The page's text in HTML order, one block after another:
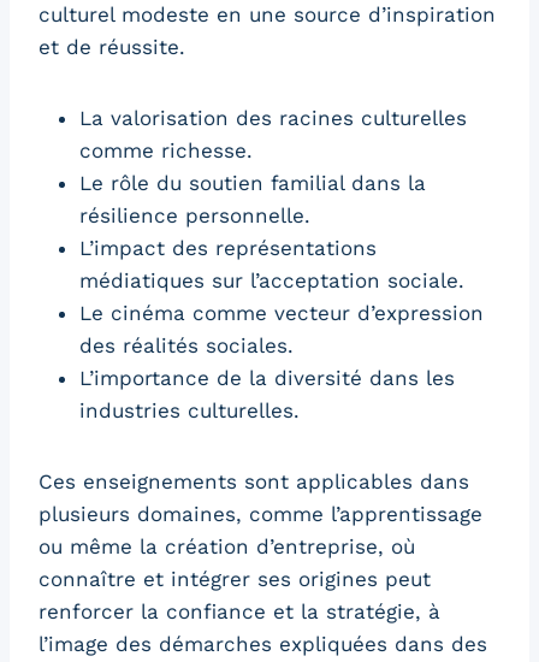
culturel modeste en une source d’inspiration
et de réussite.
La valorisation des racines culturelles
comme richesse.
Le rôle du soutien familial dans la
résilience personnelle.
L’impact des représentations
médiatiques sur l’acceptation sociale.
Le cinéma comme vecteur d’expression
des réalités sociales.
L’importance de la diversité dans les
industries culturelles.
Ces enseignements sont applicables dans
plusieurs domaines, comme l’apprentissage
ou même la création d’entreprise, où
connaître et intégrer ses origines peut
renforcer la confiance et la stratégie, à
l’image des démarches expliquées dans des